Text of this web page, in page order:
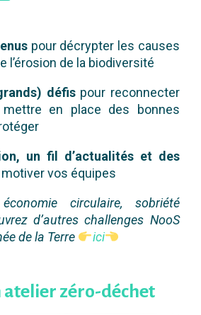
pour décrypter les causes
l’érosion de la biodiversité
défis pour reconnecter
en place des bonnes
un fil d’actualités et des
vos équipes
circulaire, sobriété
d’autres challenges NooS
de la Terre
ici
zéro-déchet